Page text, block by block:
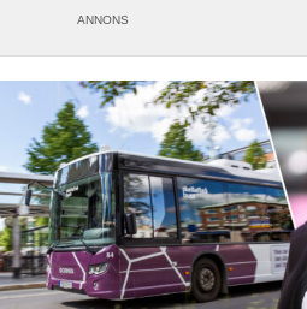
ANNONS